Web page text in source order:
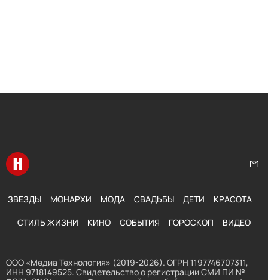
Перейти на главную
ЗВЕЗДЫ МОНАРХИ МОДА СВАДЬБЫ ДЕТИ КРАСОТА
СТИЛЬ ЖИЗНИ КИНО СОБЫТИЯ ГОРОСКОП ВИДЕО
ООО «Медиа Технология» (2019-2026). ОГРН 1197746707311,
ИНН 9718149525. Свидетельство о регистрации СМИ ПИ №